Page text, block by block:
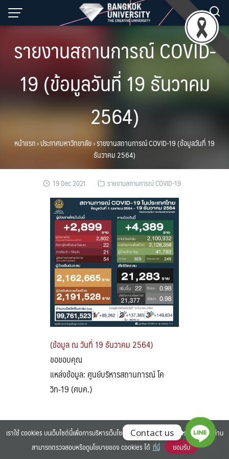
Skip
Search
รายงานสถานการณ์ COVID-
19 (ข้อมูลวันที่ 19 ธันวาคม
2564)
หน้าแรก›ประกาศมหาวิทยาลัย›รายงานสถานการณ์ COVID-19 (ข้อมูลวันที่ 19
ธันวาคม 2564)
19 Dec 2021 รายงานสถานการณ์ COVID-19
(ข้อมูล ณ วันที่ 19 ธันวาคม 2564)
ขอขอบคุณ
แหล่งข้อมูล: ศูนย์บริหารสถานการณ์ โค
วิท-19 (ศบค.)
©2025 BANGKOK UNIVERSITY. ALL RIGHTS RESERVED.
เราใช้ cookies บนเว็บไซต์นี้เพื่อการบริหารเว็บไซต์ และเพิ่มประสิทธิภาพการใช้งานของท่าน
สามารถตรวจสอบหรือดูนโยบายของ cookies ได้ ที่นี่ ยอมรับ
Contact us